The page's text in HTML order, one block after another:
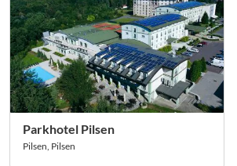
Parkhotel Pilsen
Pilsen, Pilsen